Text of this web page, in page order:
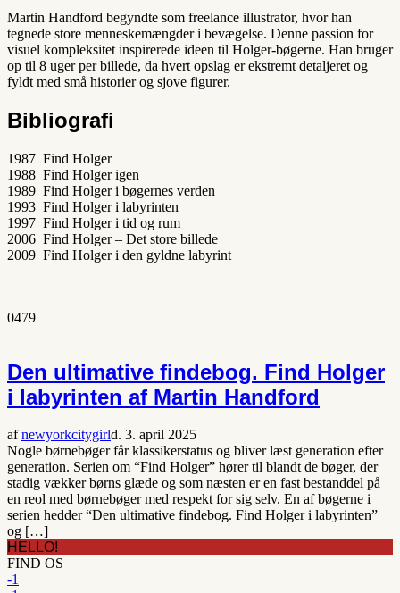
Martin Handford begyndte som freelance illustrator, hvor han
tegnede store menneskemængder i bevægelse. Denne passion for
visuel kompleksitet inspirerede ideen til Holger-bøgerne. Han bruger
op til 8 uger per billede, da hvert opslag er ekstremt detaljeret og
fyldt med små historier og sjove figurer.
Bibliografi
1987 Find Holger
1988 Find Holger igen
1989 Find Holger i bøgernes verden
1993 Find Holger i labyrinten
1997 Find Holger i tid og rum
2006 Find Holger – Det store billede
2009 Find Holger i den gyldne labyrint
0479
Den ultimative findebog. Find Holger
i labyrinten af Martin Handford
afnewyorkcitygirld. 3. april 2025
Nogle børnebøger får klassikerstatus og bliver læst generation efter
generation. Serien om “Find Holger” hører til blandt de bøger, der
stadig vækker børns glæde og som næsten er en fast bestanddel på
en reol med børnebøger med respekt for sig selv. En af bøgerne i
serien hedder “Den ultimative findebog. Find Holger i labyrinten”
og […]
HELLO!
FIND OS
-1